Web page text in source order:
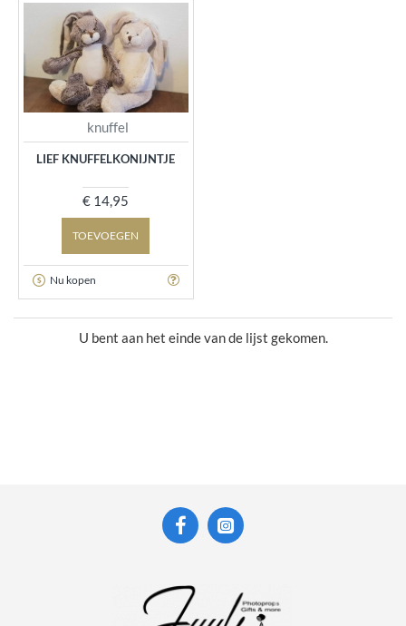
knuffel
LIEF KNUFFELKONIJNTJE
€ 14,95
TOEVOEGEN
Nu kopen
U bent aan het einde van de lijst gekomen.